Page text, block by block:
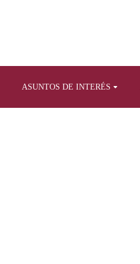
ASUNTOS DE INTERÉS